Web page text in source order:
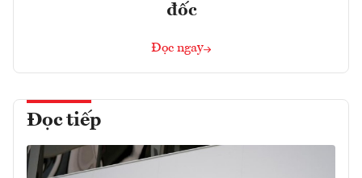
đốc
Đọc ngay
Đọc tiếp